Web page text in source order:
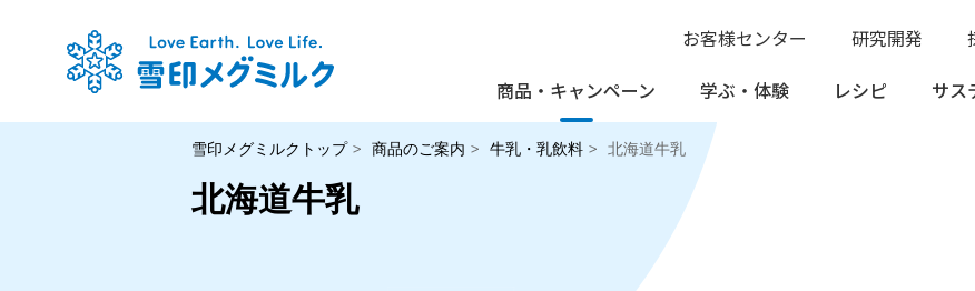
商品・ キャンペーン 学ぶ・ 体験 レシピ サス
お客様センター 研究開発
雪印メグミルクトップ 商品のご案内 牛乳・乳飲料 北海道牛乳
北海道牛乳